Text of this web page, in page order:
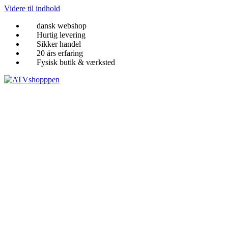
Videre til indhold
dansk webshop
Hurtig levering
Sikker handel
20 års erfaring
Fysisk butik & værksted